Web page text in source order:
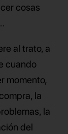
cosas
al trato, a
cuando
momento,
la
la
del